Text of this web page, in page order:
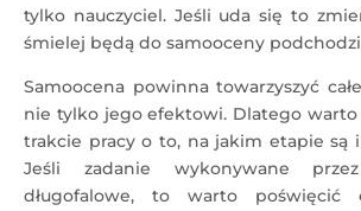
tylko nauczyciel. Jeśli uda się to
śmielej będą do samooceny
Samoocena powinna towarzyszyć
nie tylko jego efektowi. Dlatego
trakcie pracy o to, na jakim etapie są
Jeśli zadanie wykonywane
długofalowe, to warto poświęcić